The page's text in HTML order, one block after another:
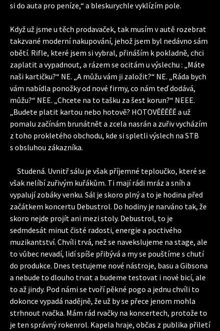
si do auta pro peníze,“ a bleskurychle vyklízím pole.
Když už jsme u těch prodavaček, tak musím v autě rozebrat
takzvané moderní nakupování, jehož jsem byl nedávno sám
obětí. Rifle, které jsem si vybral, přináším k pokladně, chci
zaplatit a vypadnout, a rázem se ocitám u výslechu : „Máte
naši kartičku?“ NE. „A můžu vám ji založit?“ NE. „Ráda bych
vám nabídla ponožky od nové firmy, co nám teď dodává,
můžu?“ NEE. „Chcete na to tašku za šest korun?“ NEEE.
„Budete platit kartou nebo hotově? HOTOVĚĚĚĚĚ a už
pomalu začínám brunátnět a zcela nasrán a zuřiv vycházím
z toho prokletého obchodu, kde si spletli výslech na STB
s obsluhou zákazníka.
Studená. Uvnitř sálu je však příjemné teploučko, které se
však nelíbí zuřivým kuřákům. Ti mají rádi mráz a sníh a
vypalují zobáky venku. Sál je skoro plný a to je hodina před
začátkem koncertu Debustrol. Do hodiny je narváno tak, že
skoro nejde projít ani mezi stoly. Debustrol, to je
sedmdesát minut čisté radosti, energie a poctivého
muzikantství. Chvíli trvá, než se navekslujeme na stage, ale
to vůbec nevadí, lidí spíše přibývá a my se pouštíme s chutí
do produkce. Dnes testujeme nové nástroje, basu a Gibsona
a nebude to dlouho trvat a budeme testovat i nové bicí, ale
to až jindy. Pod námi se tvoří pěkné pogo a jednu chvíli to
dokonce vypadá nadějně, že už by se přece jenom mohla
strhnout rvačka. Mám rád rvačky na koncertech, protože to
je ten správný rokenrol. Kapela hraje, občas z publika přiletí